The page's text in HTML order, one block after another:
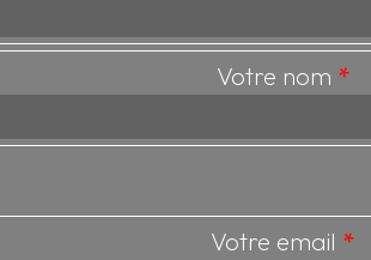
Votre nom *
Votre email *